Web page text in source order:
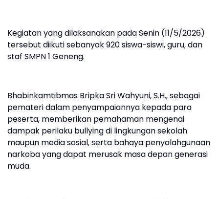
Kegiatan yang dilaksanakan pada Senin (11/5/2026)
tersebut diikuti sebanyak 920 siswa-siswi, guru, dan
staf SMPN 1 Geneng.
Bhabinkamtibmas Bripka Sri Wahyuni, S.H., sebagai
pemateri dalam penyampaiannya kepada para
peserta, memberikan pemahaman mengenai
dampak perilaku bullying di lingkungan sekolah
maupun media sosial, serta bahaya penyalahgunaan
narkoba yang dapat merusak masa depan generasi
muda.